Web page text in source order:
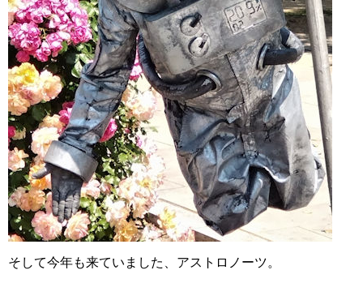
そして今年も来ていました、アストロノーツ。